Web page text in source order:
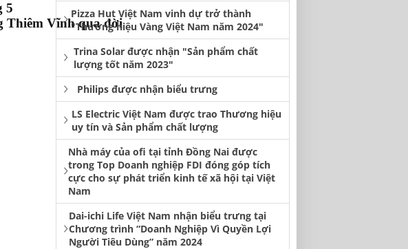
5
Thiêm Vĩnh qua đời
Pizza Hut Việt Nam vinh dự trở thành
"Thương hiệu Vàng Việt Nam năm 2024"
Trina Solar được nhận "Sản phẩm chất
lượng tốt năm 2023"
Philips được nhận biểu trưng
LS Electric Việt Nam được trao Thương hiệu
uy tín và Sản phẩm chất lượng
Nhà máy của ofi tại tỉnh Đồng Nai được
trong Top Doanh nghiệp FDI đóng góp tích
cực cho sự phát triển kinh tế xã hội tại Việt
Nam
Dai-ichi Life Việt Nam nhận biểu trưng tại
Chương trình “Doanh Nghiệp Vì Quyền Lợi
Người Tiêu Dùng” năm 2024